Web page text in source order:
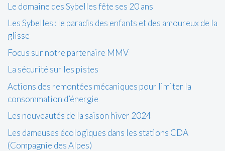
Le domaine des Sybelles fête ses 20 ans
Les Sybelles : le paradis des enfants et des amoureux de la
glisse
Focus sur notre partenaire MMV
La sécurité sur les pistes
Actions des remontées mécaniques pour limiter la
consommation d’énergie
Les nouveautés de la saison hiver 2024
Les dameuses écologiques dans les stations CDA
(Compagnie des Alpes)